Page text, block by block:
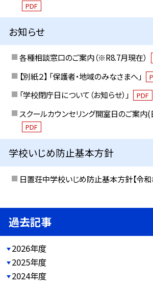
PDF
お知らせ
各種相談窓口のご案内（※R8.7月現在）
【別紙２】 「保護者・地域のみなさまへ」
「学校閉庁日について（お知らせ）」 PDF
スクールカウンセリング開室日のご案内(
PDF
学校いじめ防止基本方針
日置荘中学校いじめ防止基本方針【令和
過去記事
2026年度
2025年度
2024年度